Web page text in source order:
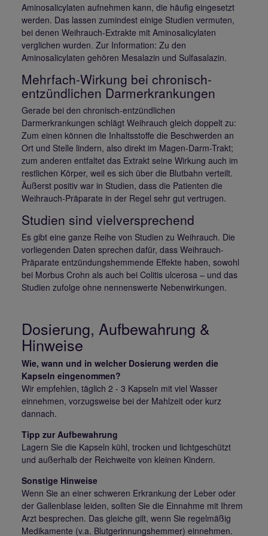
Aminosalicylaten aufnehmen kann, die häufig eingesetzt
werden. Das lassen zumindest einige Studien vermuten,
bei denen Weihrauch-Extrakte mit Aminosalicylaten
verglichen wurden. Zur Information: Zu den
Aminosalicylaten gehören Mesalazin und Sulfasalazin.
Mehrfach-Wirkung bei chronisch-
entzündlichen Darmerkrankungen
Gerade bei den chronisch-entzündlichen
Darmerkrankungen schlägt Weihrauch gleich doppelt zu:
Zum einen können die Inhaltsstoffe die Beschwerden an
Ort und Stelle lindern, also direkt im Magen-Darm-Trakt;
zum anderen entfaltet das Extrakt seine Wirkung auch im
restlichen Körper, weil es sich über die Blutbahn verteilt.
Äußerst positiv war in Studien, dass die Patienten die
Weihrauch-Präparate in der Regel sehr gut vertrugen.
Studien sind vielversprechend
Es gibt eine ganze Reihe von Studien zu Weihrauch. Die
vorliegenden Daten sprechen dafür, dass Weihrauch-
Präparate entzündungshemmende Effekte haben, sowohl
bei Morbus Crohn als auch bei Colitis ulcerosa – und das
Studien zufolge ohne nennenswerte Nebenwirkungen.
Dosierung, Aufbewahrung &
Hinweise
Wie, wann und in welcher Dosierung werden die
Kapseln eingenommen?
Wir empfehlen, täglich 2 - 3 Kapseln mit viel Wasser
einnehmen, vorzugsweise bei der Mahlzeit oder kurz
dannach.
Tipp zur Aufbewahrung
Lagern Sie die Kapseln kühl, trocken und lichtgeschützt
und außerhalb der Reichweite von kleinen Kindern.
Sonstige Hinweise
Wenn Sie an einer schweren Erkrankung der Leber oder
der Gallenblase leiden, sollten Sie die Einnahme mit Ihrem
Arzt besprechen. Das gleiche gilt, wenn Sie regelmäßig
Medikamente (v.a. Blutgerinnungshemmer) einnehmen.